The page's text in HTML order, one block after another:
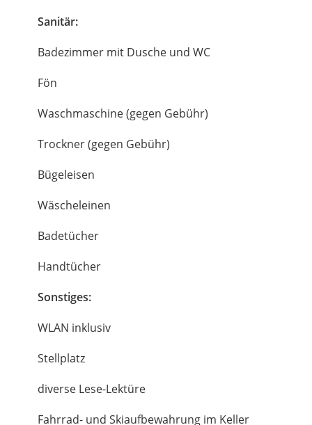
Sanitär:
Badezimmer mit Dusche und WC
Fön
Waschmaschine (gegen Gebühr)
Trockner (gegen Gebühr)
Bügeleisen
Wäscheleinen
Badetücher
Handtücher
Sonstiges:
WLAN inklusiv
Stellplatz
diverse Lese-Lektüre
Fahrrad- und Skiaufbewahrung im Keller